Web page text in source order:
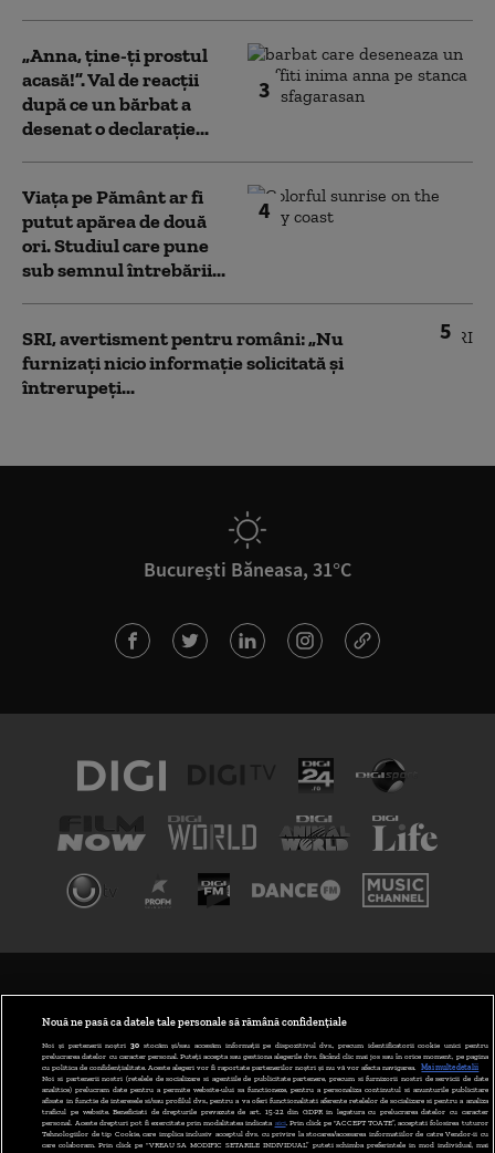
3
„Anna, ţine-ţi prostul
acasă!”. Val de reacții
după ce un bărbat a
desenat o declarație...
4
Viața pe Pământ ar fi
putut apărea de două
ori. Studiul care pune
sub semnul întrebării...
5
SRI, avertisment pentru români: „Nu
furnizați nicio informație solicitată și
întrerupeți...
București Băneasa, 31°C
ABONARE DIGI TV
GESTIONAȚI PREFERINȚELE
CODUL DIGI24
Nouă ne pasă ca datele tale personale să rămână confidențiale
Noi și partenerii noștri 30stocăm și/sau accesăm informații pe dispozitivul dvs., precum identificatorii cookie unici pentru
prelucrarea datelor cu caracter personal. Puteți accepta sau gestiona alegerile dvs. făcând clic mai jos sau în orice moment, pe pagina
cu politica de confidențialitate. Aceste alegeri vor fi raportate partenerilor noștri și nu vă vor afecta navigarea.
Mai multe detalii
Noi si partenerii nostri (retelele de socializare si agentiile de publicitate partenere, precum si furnizorii nostri de servicii de date
analitice) prelucram date pentru a permite website-ului sa functioneze, pentru a personaliza continutul si anunturile publicitare
afisate in functie de interesele si/sau profilul dvs., pentru a va oferi functionalitati aferente retelelor de socializare si pentru a analiza
traficul pe website. Beneficiati de drepturile prevazute de art. 15-22 din GDPR in legatura cu prelucrarea datelor cu caracter
personal. Aceste drepturi pot fi exercitate prin modalitatea indicata aici. Prin click pe “ACCEPT TOATE”, acceptati folosirea tuturor
Tehnologiilor de tip Cookie, care implica inclusiv acceptul dvs. cu privire la stocarea/accesarea informatiilor de catre Vendor-ii cu
care colaboram. Prin click pe “VREAU SA MODIFIC SETARILE INDIVIDUAL” puteti schimba preferintele in mod individual, mai